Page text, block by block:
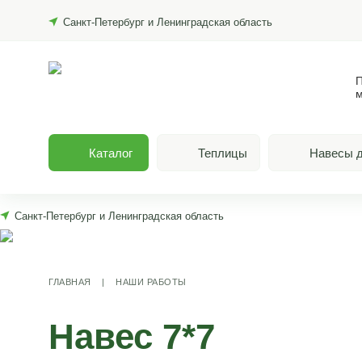
Санкт-Петербург и Ленинградская область
Каталог Теплицы Навесы
Санкт-Петербург и Ленинградская область
ГЛАВНАЯ | НАШИ РАБОТЫ
Навес 7*7